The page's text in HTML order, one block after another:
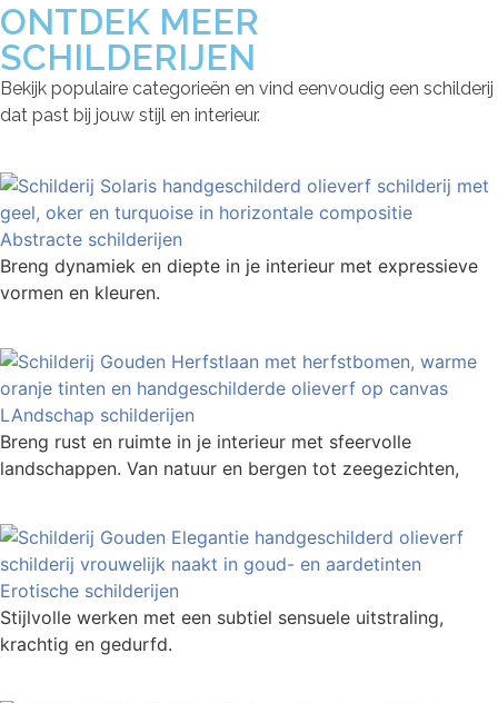
ONTDEK MEER
SCHILDERIJEN
Bekijk populaire categorieën en vind eenvoudig een schilderij
dat past bij jouw stijl en interieur.
Abstracte schilderijen
Breng dynamiek en diepte in je interieur met expressieve
vormen en kleuren.
LAndschap schilderijen
Breng rust en ruimte in je interieur met sfeervolle
landschappen. Van natuur en bergen tot zeegezichten,
Erotische schilderijen
Stijlvolle werken met een subtiel sensuele uitstraling,
krachtig en gedurfd.